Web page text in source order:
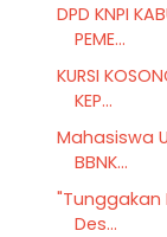
DPD KNPI
PEME...
KURSI
KEP...
Mahasiswa
BBNK...
"Tunggakan
Des...